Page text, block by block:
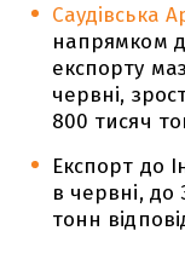
Саудівська
напрямком
експорту
червні,
800 тисяч
Експорт до
в червні, до
тонн